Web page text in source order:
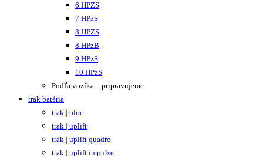
6 HPZS
7 HPzS
8 HPZS
8 HPzB
9 HPzS
10 HPzS
Podľa vozíka – pripravujeme
trak batéria
trak | bloc
trak | uplift
trak | uplift quadro
trak | uplift impulse